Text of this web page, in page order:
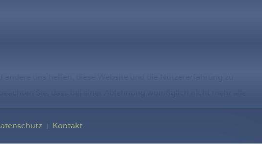
Kontakt
uns helfen, diese Website und die Nutzererfahrung zu